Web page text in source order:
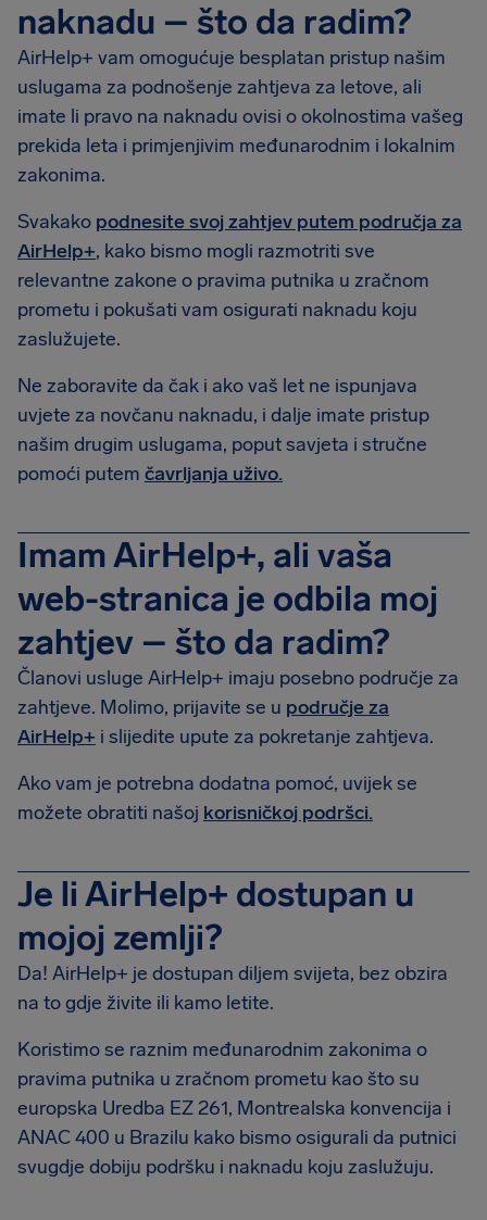
naknadu – što da radim?
AirHelp+ vam omogućuje besplatan pristup našim
uslugama za podnošenje zahtjeva za letove, ali
imate li pravo na naknadu ovisi o okolnostima vašeg
prekida leta i primjenjivim međunarodnim i lokalnim
zakonima.
Svakako podnesite svoj zahtjev putem područja za
AirHelp+, kako bismo mogli razmotriti sve
relevantne zakone o pravima putnika u zračnom
prometu i pokušati vam osigurati naknadu koju
zaslužujete.
Ne zaboravite da čak i ako vaš let ne ispunjava
uvjete za novčanu naknadu, i dalje imate pristup
našim drugim uslugama, poput savjeta i stručne
pomoći putem čavrljanja uživo.
Imam AirHelp+, ali vaša
web-stranica je odbila moj
zahtjev – što da radim?
Članovi usluge AirHelp+ imaju posebno područje za
zahtjeve. Molimo, prijavite se u područje za
AirHelp+ i slijedite upute za pokretanje zahtjeva.
Ako vam je potrebna dodatna pomoć, uvijek se
možete obratiti našoj korisničkoj podršci.
Je li AirHelp+ dostupan u
mojoj zemlji?
Da! AirHelp+ je dostupan diljem svijeta, bez obzira
na to gdje živite ili kamo letite.
Koristimo se raznim međunarodnim zakonima o
pravima putnika u zračnom prometu kao što su
europska Uredba EZ 261, Montrealska konvencija i
ANAC 400 u Brazilu kako bismo osigurali da putnici
svugdje dobiju podršku i naknadu koju zaslužuju.